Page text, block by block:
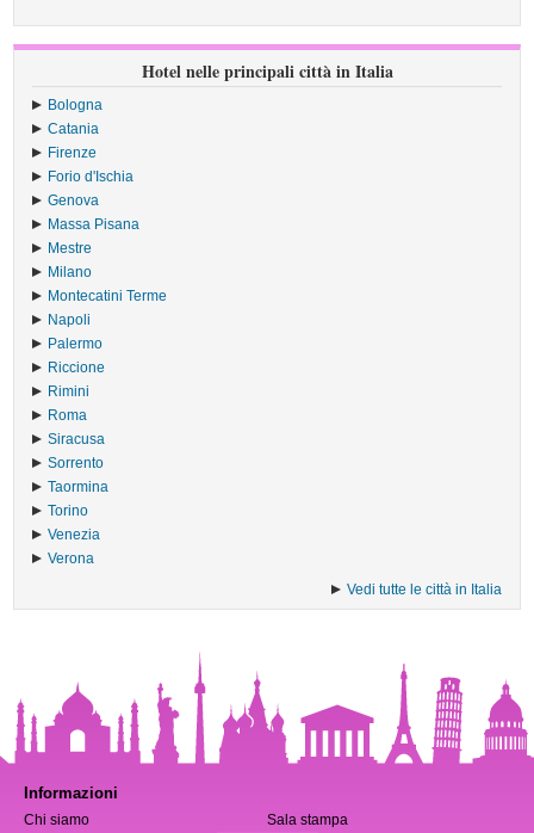
Hotel nelle principali città in Italia
Bologna
Catania
Firenze
Forio d'Ischia
Genova
Massa Pisana
Mestre
Milano
Montecatini Terme
Napoli
Palermo
Riccione
Rimini
Roma
Siracusa
Sorrento
Taormina
Torino
Venezia
Verona
Vedi tutte le città in Italia
Informazioni
Chi siamo Sala stampa